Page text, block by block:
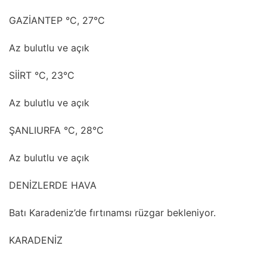
GAZİANTEP °C, 27°C
Az bulutlu ve açık
SİİRT °C, 23°C
Az bulutlu ve açık
ŞANLIURFA °C, 28°C
Az bulutlu ve açık
DENİZLERDE HAVA
Batı Karadeniz’de fırtınamsı rüzgar bekleniyor.
KARADENİZ